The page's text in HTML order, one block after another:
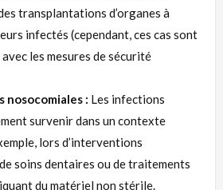
transplantations d’organes à
infectés (cependant, ces cas sont
les mesures de sécurité
nosocomiales : Les infections
survenir dans un contexte
lors d’interventions
soins dentaires ou de traitements
du matériel non stérile.